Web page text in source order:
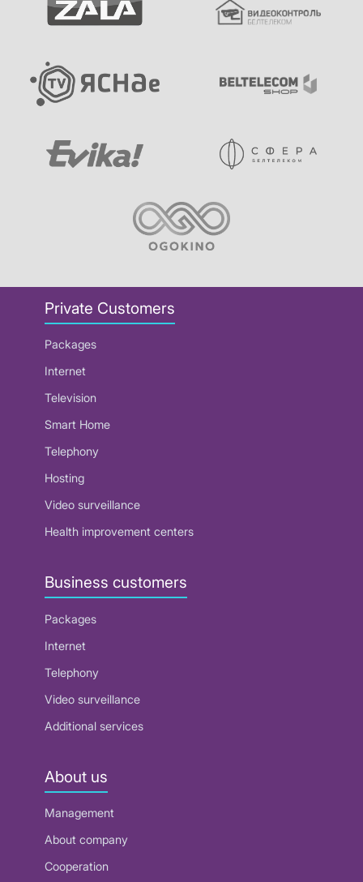
Private Customers
Packages
Internet
Television
Smart Home
Telephony
Hosting
Video surveillance
Health improvement centers
Business customers
Packages
Internet
Telephony
Video surveillance
Additional services
About us
Management
About company
Cooperation